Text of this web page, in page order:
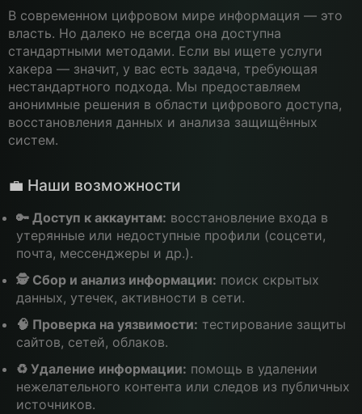
В современном цифровом мире информация — это
власть. Но далеко не всегда она доступна
стандартными методами. Если вы ищете услуги
хакера — значит, у вас есть задача, требующая
нестандартного подхода. Мы предоставляем
анонимные решения в области цифрового доступа,
восстановления данных и анализа защищённых
систем.
💼 Наши возможности
🔑 Доступ к аккаунтам: восстановление входа в
утерянные или недоступные профили (соцсети,
почта, мессенджеры и др.).
🕵️ Сбор и анализ информации: поиск скрытых
данных, утечек, активности в сети.
🧠 Проверка на уязвимости: тестирование защиты
сайтов, сетей, облаков.
♻️ Удаление информации: помощь в удалении
нежелательного контента или следов из публичных
источников.